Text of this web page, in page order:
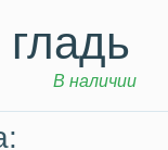
В наличии